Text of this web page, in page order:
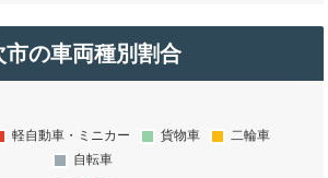
の車両種別割合